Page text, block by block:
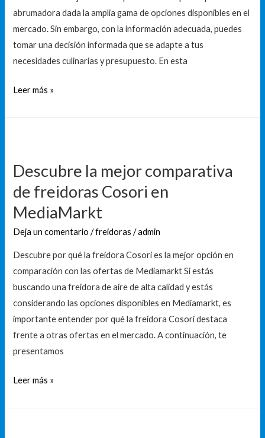
abrumadora dada la amplia gama de opciones disponibles en el
mercado. Sin embargo, con la información adecuada, puedes
tomar una decisión informada que se adapte a tus
necesidades culinarias y presupuesto. En esta
Leer más »
Descubre la mejor comparativa
de freidoras Cosori en
MediaMarkt
Deja un comentario /freidoras /admin
Descubre por qué la freidora Cosori es la mejor opción en
comparación con las ofertas de Mediamarkt Si estás
buscando una freidora de aire de alta calidad y estás
considerando las opciones disponibles en Mediamarkt, es
importante entender por qué la freidora Cosori destaca
frente a otras ofertas en el mercado. A continuación, te
presentamos
mejor
comparativa
freidoras
Cosori
en
MediaMarkt
Leer más »